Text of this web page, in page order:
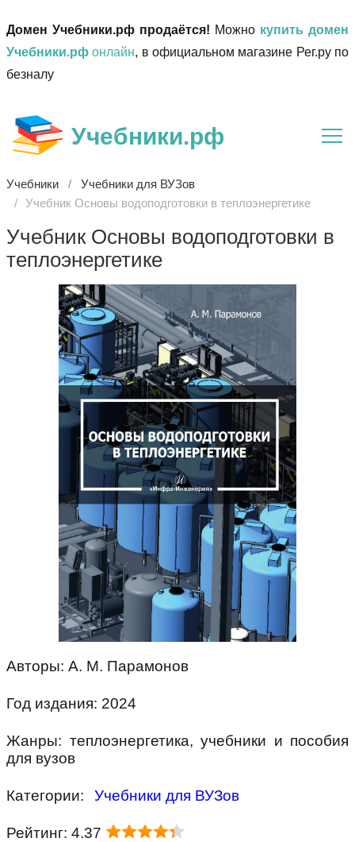
Домен Учебники.рф продаётся! Можно купить домен
Учебники.рф онлайн, в официальном магазине Рег.ру по
безналу
Учебники.рф
Учебники
Учебники для ВУЗов
Учебник Основы водоподготовки в теплоэнергетике
Учебник Основы водоподготовки в
теплоэнергетике
Авторы: А. М. Парамонов
Год издания: 2024
Жанры: теплоэнергетика, учебники и пособия
для вузов
Категории: Учебники для ВУЗов
Рейтинг: 4.37